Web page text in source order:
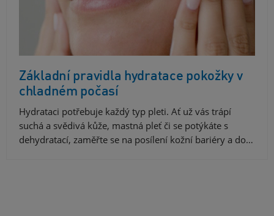
Základní pravidla hydratace pokožky v
chladném počasí
Hydrataci potřebuje každý typ pleti. Ať už vás trápí
suchá a svědivá kůže, mastná pleť či se potýkáte s
dehydratací, zaměřte se na posílení kožní bariéry a do…